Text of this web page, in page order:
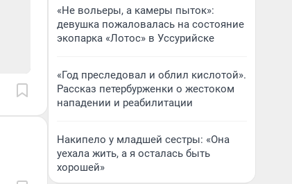
«Не вольеры, а камеры пыток»:
девушка пожаловалась на состояние
экопарка «Лотос» в Уссурийске
«Год преследовал и облил кислотой».
Рассказ петербурженки о жестоком
нападении и реабилитации
Накипело у младшей сестры: «Она
уехала жить, а я осталась быть
хорошей»